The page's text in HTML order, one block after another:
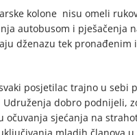
kolone nisu omeli
autobusom i pješačenja
dženazu tek pronađenim
posjetilac trajno u sebi
dobro podnijeli,
sjećanja na